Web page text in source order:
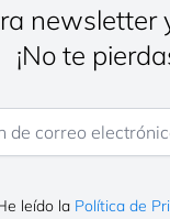
newsletter
¡No te
leído la Política de